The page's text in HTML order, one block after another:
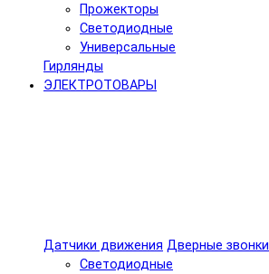
Прожекторы
Светодиодные
Универсальные
Гирлянды
ЭЛЕКТРОТОВАРЫ
Датчики движения Дверные звонки
Светодиодные